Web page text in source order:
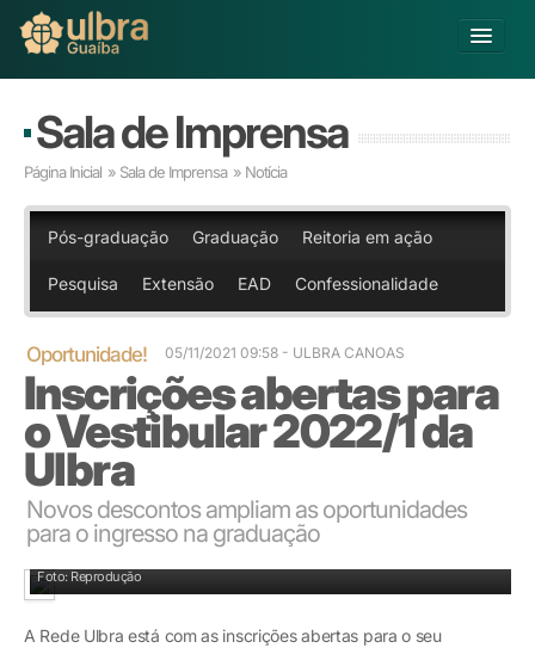
Buscar
Já sou Aluno
Matricule-se
Educação Básica
Graduação
Pós-graduação
Educação a Distância
Pesquisa
Extensão
Infraestrutura e Serviços
Sobre a ULBRA
Sala de Imprensa
Página Inicial » Sala de Imprensa » Notícia
Pós-graduação Graduação Reitoria em ação
Pesquisa Extensão EAD Confessionalidade
Oportunidade! 05/11/2021 09:58 - ULBRA CANOAS
Inscrições abertas para
o Vestibular 2022/1 da
Ulbra
Novos descontos ampliam as oportunidades
para o ingresso na graduação
Foto: Reprodução
A Rede Ulbra está com as inscrições abertas para o seu